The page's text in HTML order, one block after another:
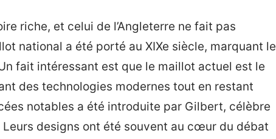
riche, et celui de l’Angleterre ne fait pas
national a été porté au XIXe siècle, marquant le
fait intéressant est que le maillot actuel est le
des technologies modernes tout en restant
notables a été introduite par Gilbert, célèbre
designs ont été souvent au cœur du débat